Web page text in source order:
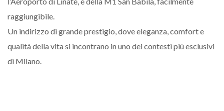
raggiungibile.
Un indirizzo di grande prestigio, dove eleganza, comfort e
qualità della vita si incontrano in uno dei contesti più esclusivi
di Milano.